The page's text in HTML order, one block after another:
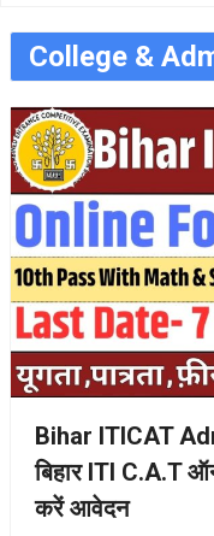
College &
Bihar ITICAT
बिहार ITI C.A.T
करें आवेदन